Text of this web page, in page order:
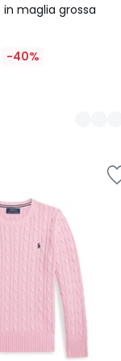
maglia grossa
-40%